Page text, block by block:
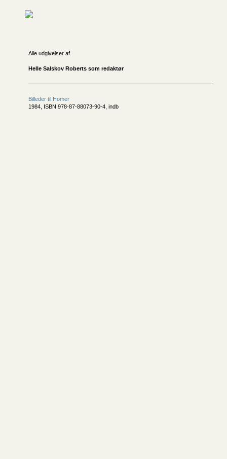
Alle udgivelser af
Helle Salskov Roberts som redaktør
Billeder til Homer
1984, ISBN 978-87-88073-90-4, indb